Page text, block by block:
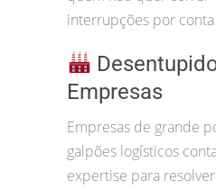
interrupções por
Empresas
Empresas de grande
galpões logísticos
expertise para